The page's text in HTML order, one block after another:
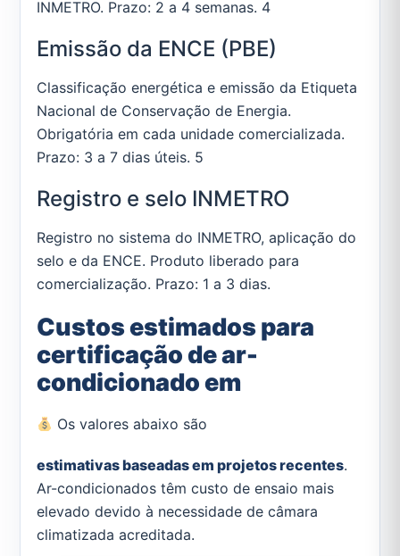
INMETRO. Prazo: 2 a 4 semanas. 4
Emissão da ENCE (PBE)
Classificação energética e emissão da Etiqueta
Nacional de Conservação de Energia.
Obrigatória em cada unidade comercializada.
Prazo: 3 a 7 dias úteis. 5
Registro e selo INMETRO
Registro no sistema do INMETRO, aplicação do
selo e da ENCE. Produto liberado para
comercialização. Prazo: 1 a 3 dias.
Custos estimados para
certificação de ar-
condicionado em
Os valores abaixo são
estimativas baseadas em projetos recentes.
Ar-condicionados têm custo de ensaio mais
elevado devido à necessidade de câmara
climatizada acreditada.